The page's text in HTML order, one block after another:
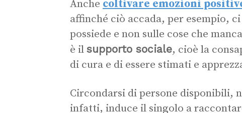
Anche coltivare emozioni
affinché ciò accada, per esempio,
possiede e non sulle cose che
è il supporto sociale, cioè la
di cura e di essere stimati e
Circondarsi di persone disponibili,
infatti, induce il singolo a